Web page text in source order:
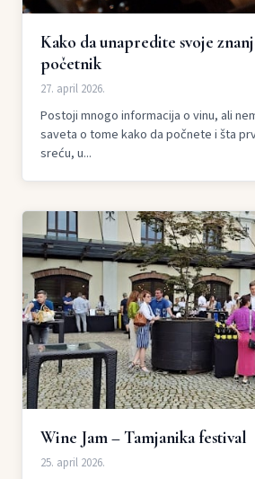
Kako da unapredite svoje
početnik
27. april 2026.
Postoji mnogo informacija o vinu, ali
saveta o tome kako da počnete i šta
sreću, u...
Wine Jam – Tamjanika festival
25. april 2026.